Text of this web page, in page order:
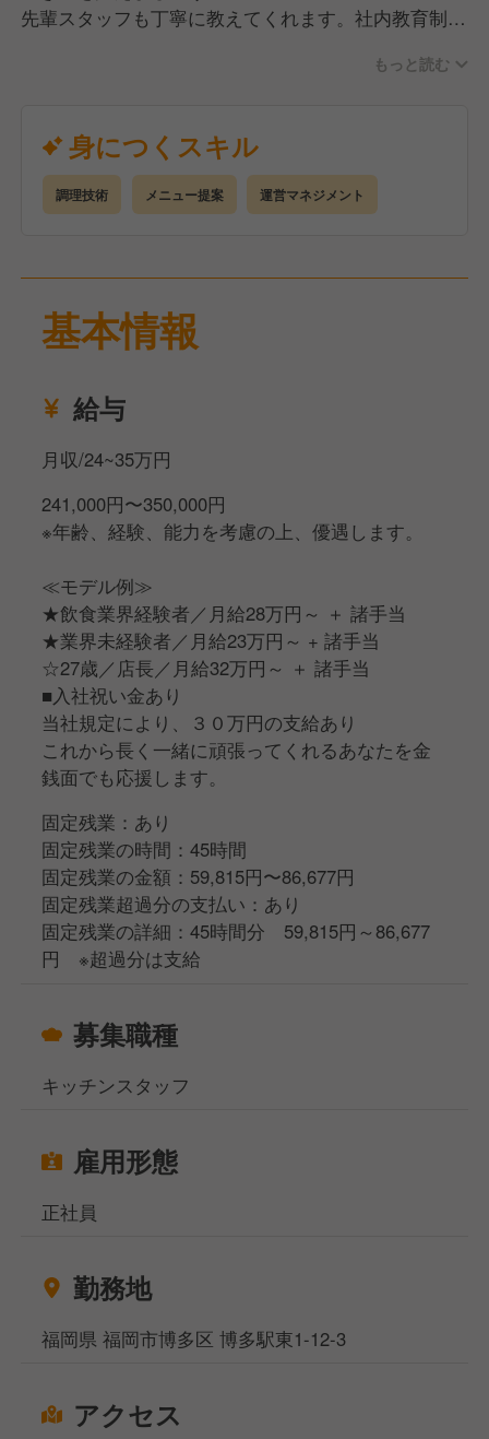
先輩スタッフも丁寧に教えてくれます。社内教育制
あり、スキルアップが可能。1つひとつ技術を
ある職場です。
もっと読む
身につくスキル
調理技術 メニュー提案 運営マネジメント
基本情報
給与
月収/24~35万円
241,000円〜350,000円
※年齢、経験、能力を考慮の上、優遇します。
≪モデル例≫
★飲食業界経験者／月給28万円～ ＋ 諸手当
★業界未経験者／月給23万円～ + 諸手当
☆27歳／店長／月給32万円～ ＋ 諸手当
■入社祝い金あり
当社規定により、３０万円の支給あり
これから長く一緒に頑張ってくれるあなたを金
銭面でも応援します。
固定残業：あり
固定残業の時間：45時間
固定残業の金額：59,815円〜86,677円
固定残業超過分の支払い：あり
固定残業の詳細：45時間分 59,815円～86,677
円 ※超過分は支給
募集職種
キッチンスタッフ
雇用形態
正社員
勤務地
福岡県 福岡市博多区 博多駅東1-12-3
アクセス